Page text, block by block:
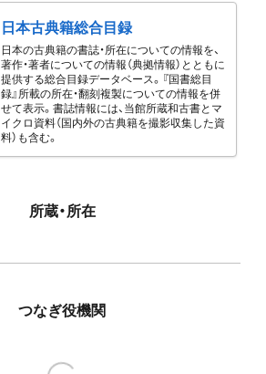
日本古典籍総合目録
日本の古典籍の書誌・所在についての情報を、
著作・著者についての情報（典拠情報）とともに
提供する総合目録データベース。『国書総目
録』所載の所在・翻刻複製についての情報を併
せて表示。書誌情報には、当館所蔵和古書とマ
イクロ資料（国内外の古典籍を撮影収集した資
料）も含む。
所蔵・所在
つなぎ役機関